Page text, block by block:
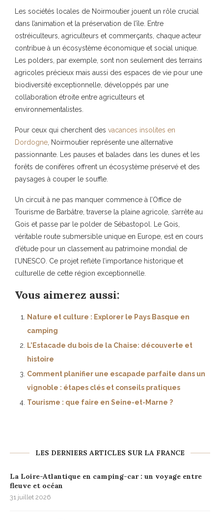
Les sociétés locales de Noirmoutier jouent un rôle crucial
dans l’animation et la préservation de l’île. Entre
ostréiculteurs, agriculteurs et commerçants, chaque acteur
contribue à un écosystème économique et social unique.
Les polders, par exemple, sont non seulement des terrains
agricoles précieux mais aussi des espaces de vie pour une
biodiversité exceptionnelle, développés par une
collaboration étroite entre agriculteurs et
environnementalistes.
Pour ceux qui cherchent des vacances insolites en
Dordogne , Noirmoutier représente une alternative
passionnante. Les pauses et balades dans les dunes et les
forêts de conifères offrent un écosystème préservé et des
paysages à couper le souffle.
Un circuit à ne pas manquer commence à l’Office de
Tourisme de Barbâtre, traverse la plaine agricole, s’arrête au
Gois et passe par le polder de Sébastopol. Le Gois,
véritable route submersible unique en Europe, est en cours
d’étude pour un classement au patrimoine mondial de
l’UNESCO. Ce projet reflète l’importance historique et
culturelle de cette région exceptionnelle.
Vous aimerez aussi:
Nature et culture : Explorer le Pays Basque en
camping
L’Estacade du bois de la Chaise: découverte et
histoire
Comment planifier une escapade parfaite dans un
vignoble : étapes clés et conseils pratiques
Tourisme : que faire en Seine-et-Marne ?
LES DERNIERS ARTICLES SUR LA FRANCE
La Loire-Atlantique en camping-car : un voyage entre
fleuve et océan
31 juillet 2026